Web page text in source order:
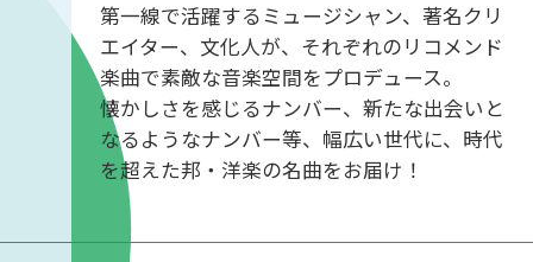
第一線で活躍するミュージシャン、著名クリ
エイター、文化人が、それぞれのリコメンド
楽曲で素敵な音楽空間をプロデュース。
懐かしさを感じるナンバー、新たな出会いと
なるようなナンバー等、幅広い世代に、時代
を超えた邦・洋楽の名曲をお届け！